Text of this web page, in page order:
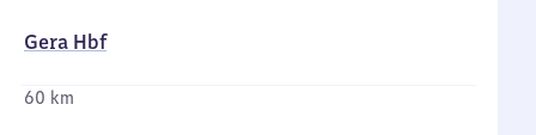
Gera Hbf
60 km